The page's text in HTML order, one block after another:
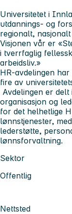
Universitetet i
utdannings- og
regionalt,
Visjonen vår er
i tverrfaglig
arbeidsliv.»
HR-avdelingen
fire av
Avdelingen er
organisasjon og
for det helhetlige
lønnstjenester,
lederstøtte,
lønnsforvaltning.
Sektor
Offentlig
Nettsted